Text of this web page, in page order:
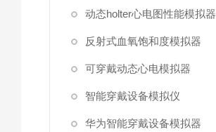
动态holter心电图性能模拟器
反射式血氧饱和度模拟器
可穿戴动态心电模拟器
智能穿戴设备模拟仪
华为智能穿戴设备模拟器